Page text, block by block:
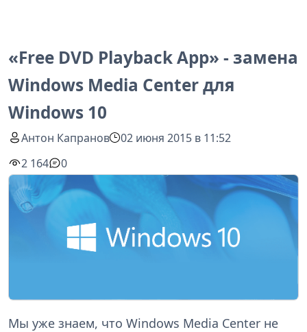
«Free DVD Playback App» - замена
Windows Media Center для
Windows 10
Антон Капранов
02 июня 2015 в 11:52
2 164
0
Мы уже знаем, что Windows Media Center не